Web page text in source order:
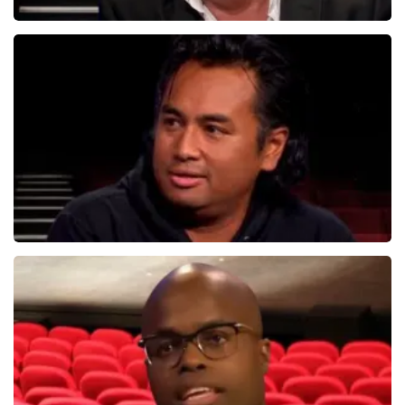
reviews
Daniel Arends
878+ reviews
BEKIJKEN